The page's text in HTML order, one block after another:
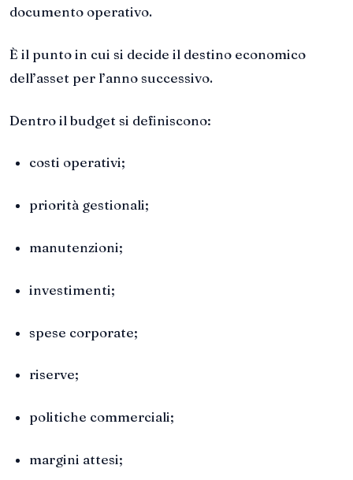
documento operativo.
È il punto in cui si decide il destino economico
dell’asset per l’anno successivo.
Dentro il budget si definiscono:
costi operativi;
priorità gestionali;
manutenzioni;
investimenti;
spese corporate;
riserve;
politiche commerciali;
margini attesi;